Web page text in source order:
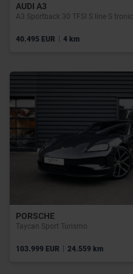
AUDI A3
A3 Sportback 30 TFSI S line S tronic
40.495 EUR | 4 km
PORSCHE
Taycan Sport Turismo
103.999 EUR | 24.559 km